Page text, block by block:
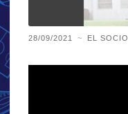
28/09/2021 ~ EL SOCIO